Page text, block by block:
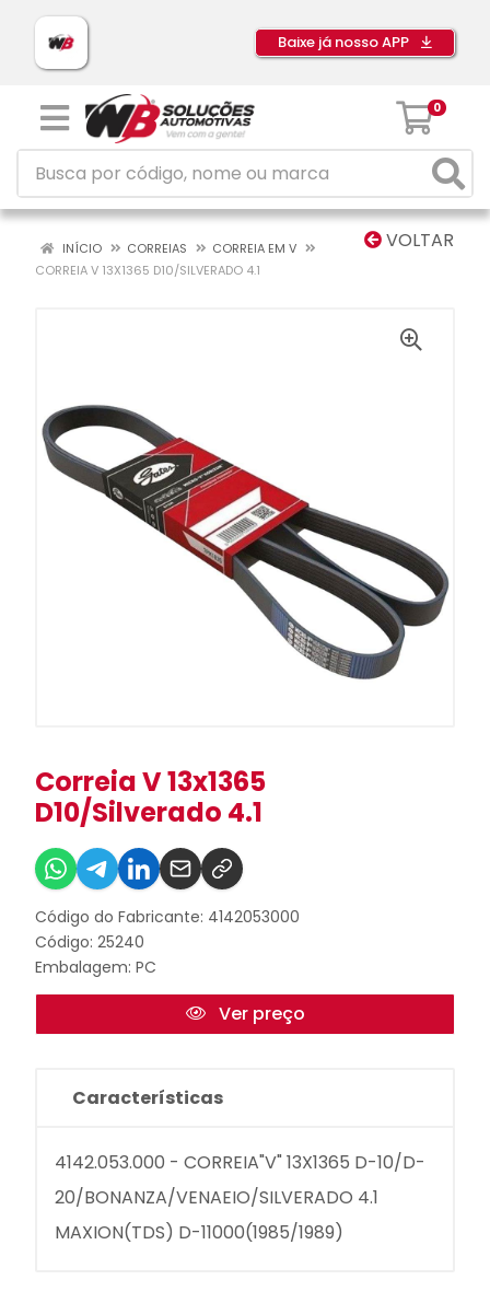
Baixe já nosso APP
0
VOLTAR
INÍCIO CORREIAS
CORREIA EM V
CORREIA V 13X1365 D10/SILVERADO 4.1
Correia V 13x1365
D10/Silverado 4.1
Código do Fabricante: 4142053000
Código: 25240
Embalagem: PC
Ver preço
Características
4142.053.000 - CORREIA"V" 13X1365 D-10/D-
20/BONANZA/VENAEIO/SILVERADO 4.1
MAXION(TDS) D-11000(1985/1989)